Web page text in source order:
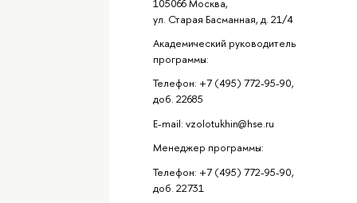
105066 Москва,
ул. Старая Басманная, д. 21/4
Академический руководитель
программы:
Телефон: +7 (495) 772-95-90,
доб. 22685
E-mail: vzolotukhin@hse.ru
Менеджер программы:
Телефон: +7 (495) 772-95-90,
доб. 22731